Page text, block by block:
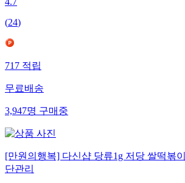
(24)
717 적립
무료배송
3,947명 구매중
[만원의행복] 다신샵 당류1g 저당 쌀떡볶
단관리